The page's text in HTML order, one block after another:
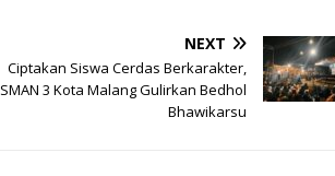
NEXT
Ciptakan Siswa Cerdas Berkarakter,
SMAN 3 Kota Malang Gulirkan Bedhol
Bhawikarsu